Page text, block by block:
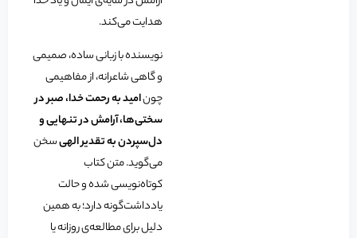
هدایت می‌کند.
نویسنده با زبانی ساده، صمیمی
و گاهی شاعرانه، از مفاهیمی
چونامید به رحمت خدا، صبر در
سختی‌ها، آرامش در تنهایی و
دل‌سپردن به تقدیر الهیسخن
می‌گوید. متن کتاب
کوتاه‌نویسی شده و حالت
یادداشت‌گونه دارد؛ به همین
دلیل برای مطالعه‌ی روزانه یا